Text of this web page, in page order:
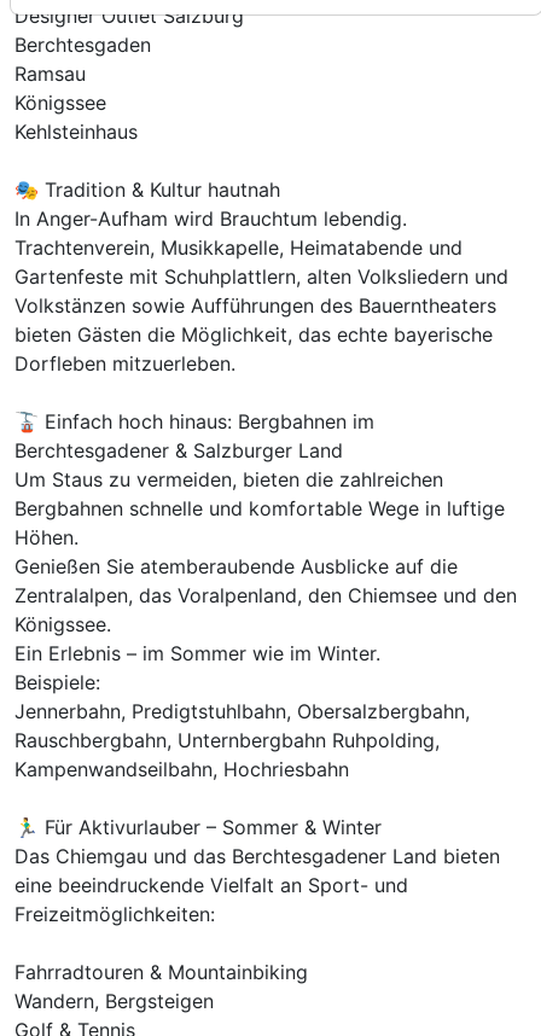
Juniorsuite Design
2 Erwachsene
Ausstattung
Zusatznächte
Für 8 Tage
Juniorsuite/n
Designer Outlet Salzburg
Berchtesgaden
Ramsau
Königssee
Kehlsteinhaus
🎭 Tradition & Kultur hautnah
In Anger-Aufham wird Brauchtum lebendig.
Trachtenverein, Musikkapelle, Heimatabende und
Gartenfeste mit Schuhplattlern, alten Volksliedern und
Volkstänzen sowie Aufführungen des Bauerntheaters
bieten Gästen die Möglichkeit, das echte bayerische
Dorfleben mitzuerleben.
🚡 Einfach hoch hinaus: Bergbahnen im
Berchtesgadener & Salzburger Land
Um Staus zu vermeiden, bieten die zahlreichen
Bergbahnen schnelle und komfortable Wege in luftige
Höhen.
Genießen Sie atemberaubende Ausblicke auf die
Zentralalpen, das Voralpenland, den Chiemsee und den
Königssee.
Ein Erlebnis – im Sommer wie im Winter.
Beispiele:
Jennerbahn, Predigtstuhlbahn, Obersalzbergbahn,
Rauschbergbahn, Unternbergbahn Ruhpolding,
Kampenwandseilbahn, Hochriesbahn
🏃‍♂️ Für Aktivurlauber – Sommer & Winter
Das Chiemgau und das Berchtesgadener Land bieten
eine beeindruckende Vielfalt an Sport- und
Freizeitmöglichkeiten:
Fahrradtouren & Mountainbiking
Wandern, Bergsteigen
Golf & Tennis